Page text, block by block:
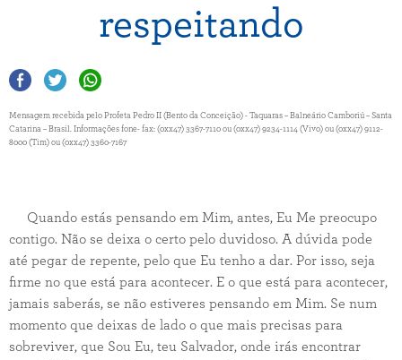
respeitando
Mensagem recebida pelo Profeta Pedro II (Bento da Conceição) - Taquaras – Balneário Camboriú – Santa
Catarina – Brasil. Informações fone- fax: (0xx47) 3367-7110 ou (0xx47) 9234-1114 (Vivo) ou (0xx47) 9112-
8000 (Tim) ou (0xx47) 3360-7167
Quando estás pensando em Mim, antes, Eu Me preocupo
contigo. Não se deixa o certo pelo duvidoso. A dúvida pode
até pegar de repente, pelo que Eu tenho a dar. Por isso, seja
firme no que está para acontecer. E o que está para acontecer,
jamais saberás, se não estiveres pensando em Mim. Se num
momento que deixas de lado o que mais precisas para
sobreviver, que Sou Eu, teu Salvador, onde irás encontrar